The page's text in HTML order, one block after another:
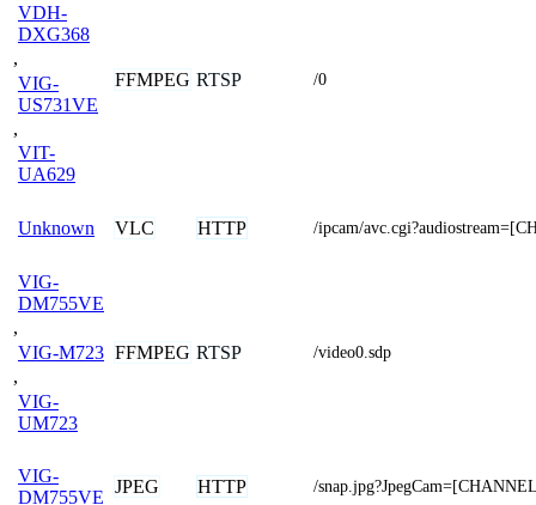
VDH-
DXG368
,
VIG-
US731VE
,
VIT-
UA629
FFMPEG RTSP /0
Unknown VLC HTTP /ipcam/
VIG-
DM755VE
,
VIG-M723
,
VIG-
UM723
FFMPEG RTSP /video0.sdp
VIG-
DM755VE
JPEG HTTP /